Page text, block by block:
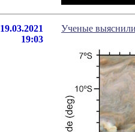
19.03.2021
19:03
Ученые